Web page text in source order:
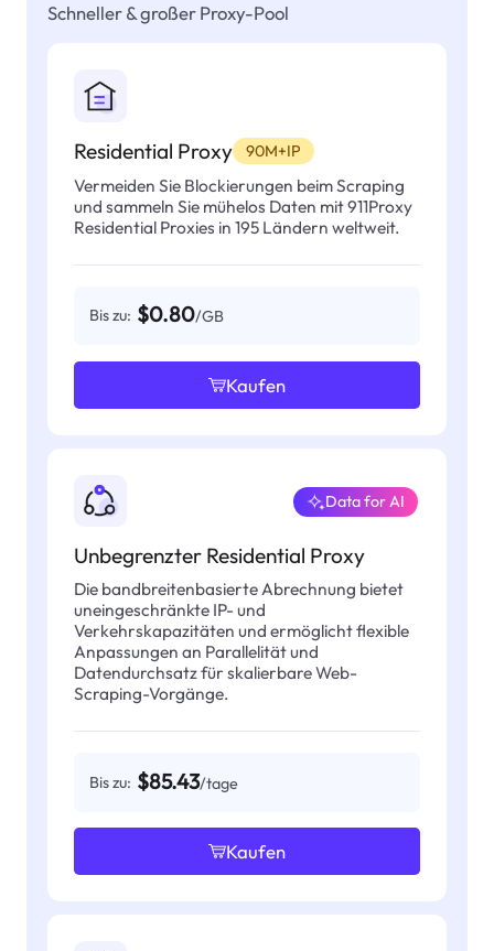
Schneller & großer Proxy-Pool
Residential Proxy 90M+IP
Vermeiden Sie Blockierungen beim Scraping
und sammeln Sie mühelos Daten mit 911Proxy
Residential Proxies in 195 Ländern weltweit.
Bis zu: $0.80/GB
Kaufen
Unbegrenzter Residential Proxy
Data for AI
Die bandbreitenbasierte Abrechnung bietet
uneingeschränkte IP- und
Verkehrskapazitäten und ermöglicht flexible
Anpassungen an Parallelität und
Datendurchsatz für skalierbare Web-
Scraping-Vorgänge.
Bis zu: $85.43/tage
Kaufen